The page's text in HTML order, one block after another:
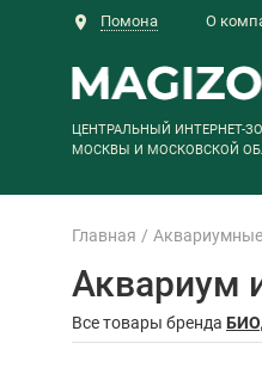
Помона О
ЦЕНТРАЛЬНЫЙ ИНТЕРНЕТ-
МОСКВЫ И МОСКОВСКОЙ
Главная
Аквариум
Все товары бренда